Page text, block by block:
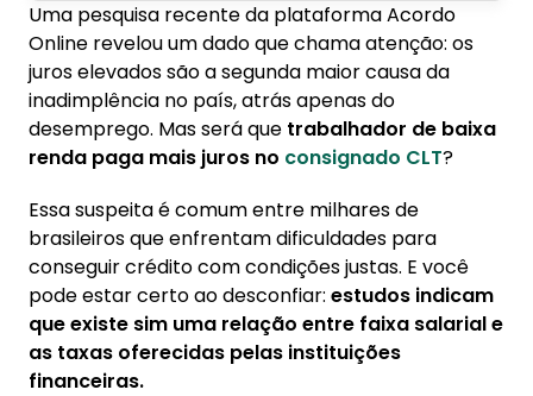
1. Como funcionam as taxas de juros do
consignado CLT em 2025?
1.1. Diferenças entre o consignado tradicional
e o novo Crédito do Trabalhador
1.2. Por que as taxas variam tanto entre
diferentes perfis de renda
2. Trabalhador de baixa renda realmente
paga mais caro no consignado?
2.1. O que o Banco Central descobriu sobre
juros e faixa de renda
2.2. Como as instituições financeiras avaliam
Uma pesquisa recente da plataforma Acordo
Online revelou um dado que chama atenção: os
juros elevados são a segunda maior causa da
inadimplência no país, atrás apenas do
desemprego. Mas será que trabalhador de baixa
renda paga mais juros no consignado CLT?
Essa suspeita é comum entre milhares de
brasileiros que enfrentam dificuldades para
conseguir crédito com condições justas. E você
pode estar certo ao desconfiar: estudos indicam
que existe sim uma relação entre faixa salarial e
as taxas oferecidas pelas instituições
financeiras.